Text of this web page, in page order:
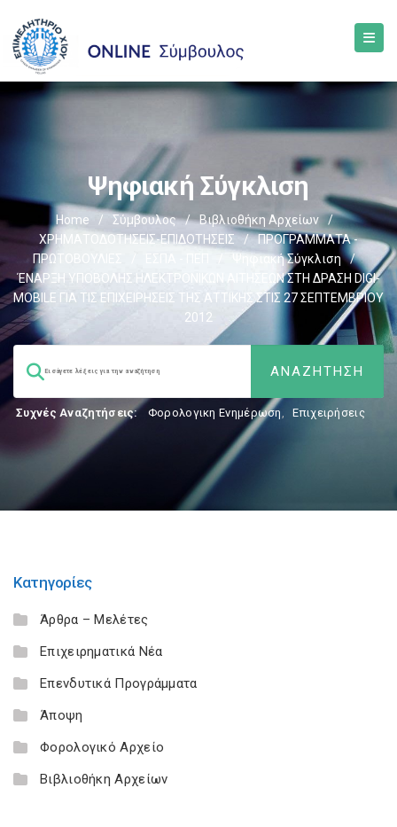
Ψηφιακή Σύγκλιση
Home / Σύμβουλος / Βιβλιοθήκη Αρχείων
/
ΧΡΗΜΑΤΟΔΟΤΗΣΕΙΣ-ΕΠΙΔΟΤΗΣΕΙΣ
/
ΠΡΟΓΡΑΜΜΑΤΑ -
ΠΡΩΤΟΒΟΥΛΙΕΣ
Ψηφιακή Σύγκλιση
/
ΈΝΑΡΞΗ ΥΠΟΒΟΛΗΣ ΗΛΕΚΤΡΟΝΙΚΩΝ ΑΙΤΗΣΕΩΝ ΣΤΗ ΔΡΑΣΗ DIGI-
MOBILE ΓΙΑ ΤΙΣ ΕΠΙΧΕΙΡΗΣΕΙΣ ΤΗΣ ΑΤΤΙΚΗΣ ΣΤΙΣ 27 ΣΕΠΤΕΜΒΡΙΟΥ
2012
Συχνές Αναζητήσεις: Φορολογικη Ενημέρωση, Επιχειρήσεις
Κατηγορίες
Άρθρα – Μελέτες
Επιχειρηματικά Νέα
Επενδυτικά Προγράμματα
Άποψη
Φορολογικό Αρχείο
Βιβλιοθήκη Αρχείων